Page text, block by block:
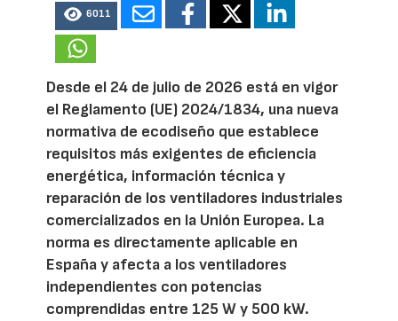
6011
Desde el 24 de julio de 2026 está en vigor
el Reglamento (UE) 2024/1834, una nueva
normativa de ecodiseño que establece
requisitos más exigentes de eficiencia
energética, información técnica y
reparación de los ventiladores industriales
comercializados en la Unión Europea. La
norma es directamente aplicable en
España y afecta a los ventiladores
independientes con potencias
comprendidas entre 125 W y 500 kW.